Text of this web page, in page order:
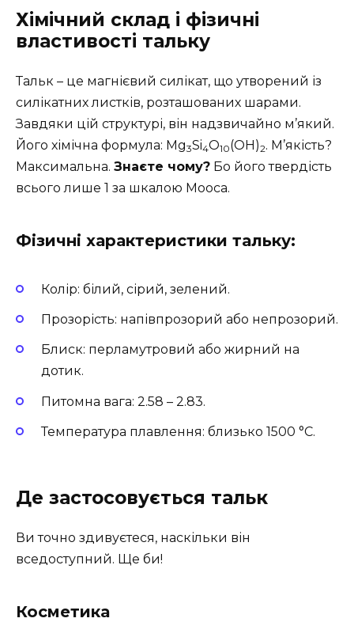
Хімічний склад і фізичні
властивості тальку
Тальк – це магнієвий силікат, що утворений із
силікатних листків, розташованих шарами.
Завдяки цій структурі, він надзвичайно м’який.
Його хімічна формула: Mg3Si4O10(OH)2. М’якість?
Максимальна. Знаєте чому? Бо його твердість
всього лише 1 за шкалою Мооса.
Фізичні характеристики тальку:
Колір: білий, сірий, зелений.
Прозорість: напівпрозорий або непрозорий.
Блиск: перламутровий або жирний на
дотик.
Питомна вага: 2.58 – 2.83.
Температура плавлення: близько 1500 °C.
Де застосовується тальк
Ви точно здивуєтеся, наскільки він
вседоступний. Ще би!
Косметика